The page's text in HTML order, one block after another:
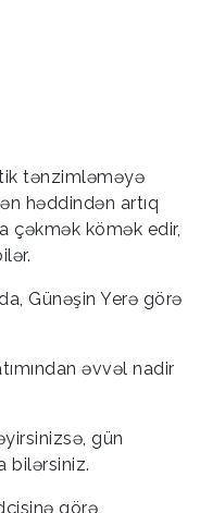
tənzimləməyə
həddindən artıq
çəkmək kömək edir,
Günəşin Yerə görə
əvvəl nadir
gün
bilərsiniz.
görə,